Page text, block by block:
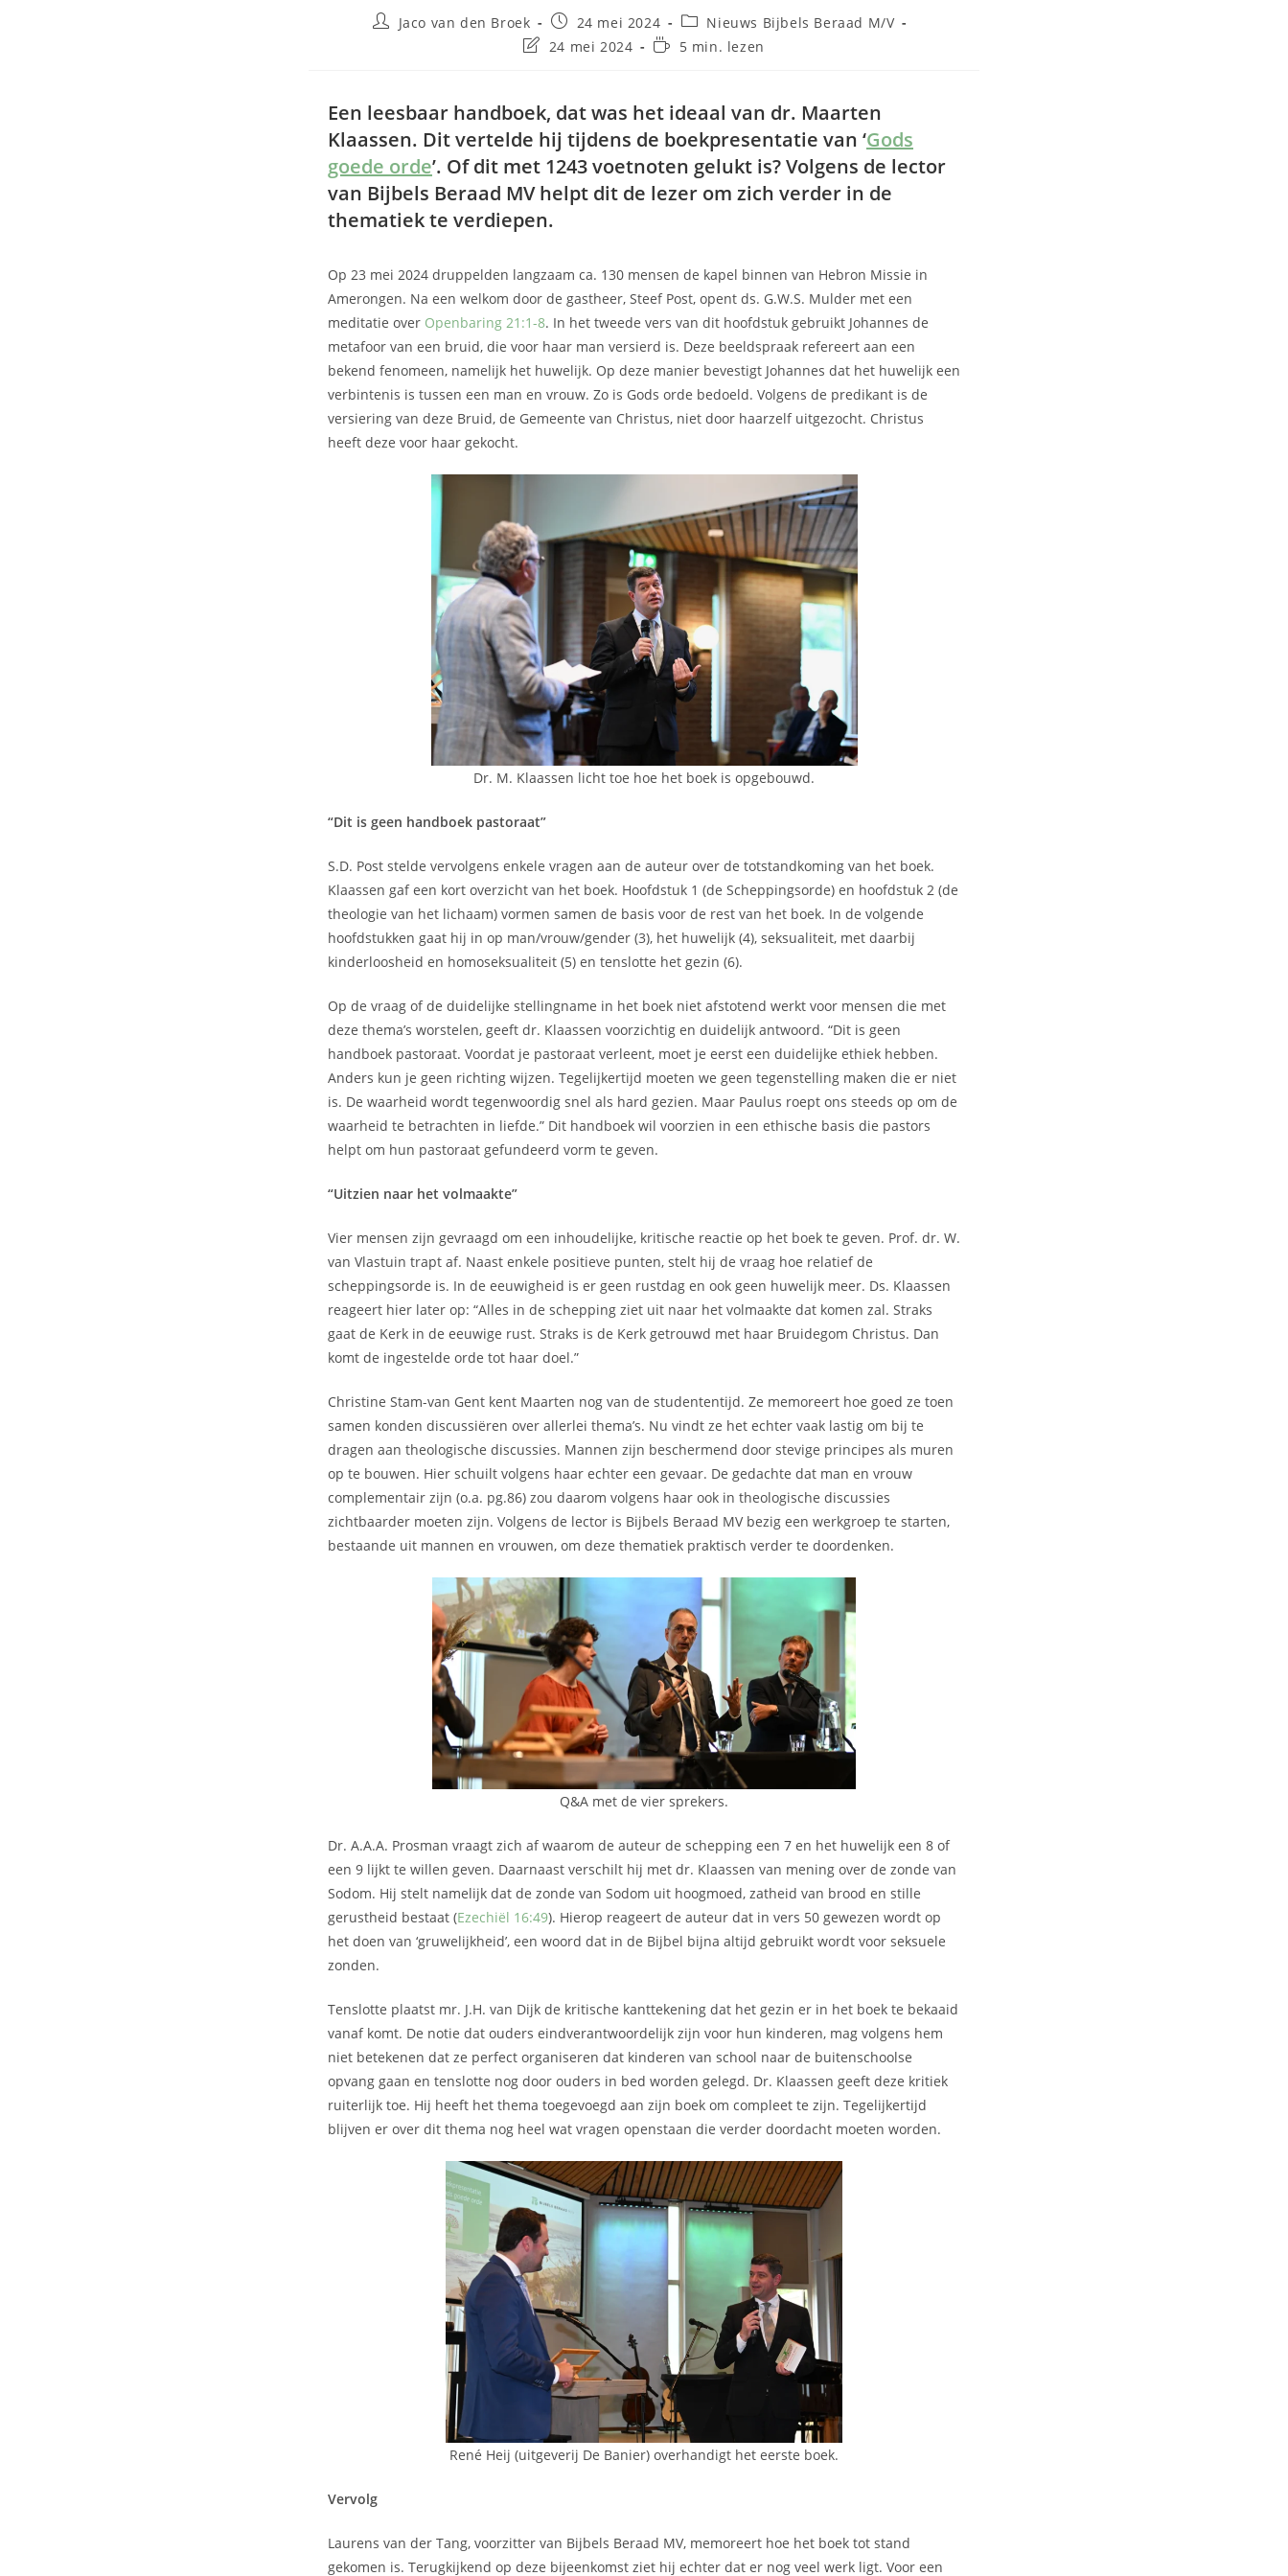
Jaco van den Broek 24 mei 2024
Nieuws Bijbels Beraad M/V
24 mei 2024
5 min. lezen
Een leesbaar handboek, dat was het ideaal van dr. Maarten
Klaassen. Dit vertelde hij tijdens de boekpresentatie van ‘Gods
goede orde’. Of dit met 1243 voetnoten gelukt is? Volgens de lector
van Bijbels Beraad MV helpt dit de lezer om zich verder in de
thematiek te verdiepen.
Op 23 mei 2024 druppelden langzaam ca. 130 mensen de kapel binnen van Hebron Missie in
Amerongen. Na een welkom door de gastheer, Steef Post, opent ds. G.W.S. Mulder met een
meditatie over Openbaring 21:1-8. In het tweede vers van dit hoofdstuk gebruikt Johannes de
metafoor van een bruid, die voor haar man versierd is. Deze beeldspraak refereert aan een
bekend fenomeen, namelijk het huwelijk. Op deze manier bevestigt Johannes dat het huwelijk een
verbintenis is tussen een man en vrouw. Zo is Gods orde bedoeld. Volgens de predikant is de
versiering van deze Bruid, de Gemeente van Christus, niet door haarzelf uitgezocht. Christus
heeft deze voor haar gekocht.
Dr. M. Klaassen licht toe hoe het boek is opgebouwd.
“Dit is geen handboek pastoraat”
S.D. Post stelde vervolgens enkele vragen aan de auteur over de totstandkoming van het boek.
Klaassen gaf een kort overzicht van het boek. Hoofdstuk 1 (de Scheppingsorde) en hoofdstuk 2 (de
theologie van het lichaam) vormen samen de basis voor de rest van het boek. In de volgende
hoofdstukken gaat hij in op man/vrouw/gender (3), het huwelijk (4), seksualiteit, met daarbij
kinderloosheid en homoseksualiteit (5) en tenslotte het gezin (6).
Op de vraag of de duidelijke stellingname in het boek niet afstotend werkt voor mensen die met
deze thema’s worstelen, geeft dr. Klaassen voorzichtig en duidelijk antwoord. “Dit is geen
handboek pastoraat. Voordat je pastoraat verleent, moet je eerst een duidelijke ethiek hebben.
Anders kun je geen richting wijzen. Tegelijkertijd moeten we geen tegenstelling maken die er niet
is. De waarheid wordt tegenwoordig snel als hard gezien. Maar Paulus roept ons steeds op om de
waarheid te betrachten in liefde.” Dit handboek wil voorzien in een ethische basis die pastors
helpt om hun pastoraat gefundeerd vorm te geven.
“Uitzien naar het volmaakte”
Vier mensen zijn gevraagd om een inhoudelijke, kritische reactie op het boek te geven. Prof. dr. W.
van Vlastuin trapt af. Naast enkele positieve punten, stelt hij de vraag hoe relatief de
scheppingsorde is. In de eeuwigheid is er geen rustdag en ook geen huwelijk meer. Ds. Klaassen
reageert hier later op: “Alles in de schepping ziet uit naar het volmaakte dat komen zal. Straks
gaat de Kerk in de eeuwige rust. Straks is de Kerk getrouwd met haar Bruidegom Christus. Dan
komt de ingestelde orde tot haar doel.”
Christine Stam-van Gent kent Maarten nog van de studententijd. Ze memoreert hoe goed ze toen
samen konden discussiëren over allerlei thema’s. Nu vindt ze het echter vaak lastig om bij te
dragen aan theologische discussies. Mannen zijn beschermend door stevige principes als muren
op te bouwen. Hier schuilt volgens haar echter een gevaar. De gedachte dat man en vrouw
complementair zijn (o.a. pg.86) zou daarom volgens haar ook in theologische discussies
zichtbaarder moeten zijn. Volgens de lector is Bijbels Beraad MV bezig een werkgroep te starten,
bestaande uit mannen en vrouwen, om deze thematiek praktisch verder te doordenken.
Q&A met de vier sprekers.
Dr. A.A.A. Prosman vraagt zich af waarom de auteur de schepping een 7 en het huwelijk een 8 of
een 9 lijkt te willen geven. Daarnaast verschilt hij met dr. Klaassen van mening over de zonde van
Sodom. Hij stelt namelijk dat de zonde van Sodom uit hoogmoed, zatheid van brood en stille
gerustheid bestaat (Ezechiël 16:49). Hierop reageert de auteur dat in vers 50 gewezen wordt op
het doen van ‘gruwelijkheid’, een woord dat in de Bijbel bijna altijd gebruikt wordt voor seksuele
zonden.
Tenslotte plaatst mr. J.H. van Dijk de kritische kanttekening dat het gezin er in het boek te bekaaid
vanaf komt. De notie dat ouders eindverantwoordelijk zijn voor hun kinderen, mag volgens hem
niet betekenen dat ze perfect organiseren dat kinderen van school naar de buitenschoolse
opvang gaan en tenslotte nog door ouders in bed worden gelegd. Dr. Klaassen geeft deze kritiek
ruiterlijk toe. Hij heeft het thema toegevoegd aan zijn boek om compleet te zijn. Tegelijkertijd
blijven er over dit thema nog heel wat vragen openstaan die verder doordacht moeten worden.
René Heij (uitgeverij De Banier) overhandigt het eerste boek.
Vervolg
Laurens van der Tang, voorzitter van Bijbels Beraad MV, memoreert hoe het boek tot stand
gekomen is. Terugkijkend op deze bijeenkomst ziet hij echter dat er nog veel werk ligt. Voor een